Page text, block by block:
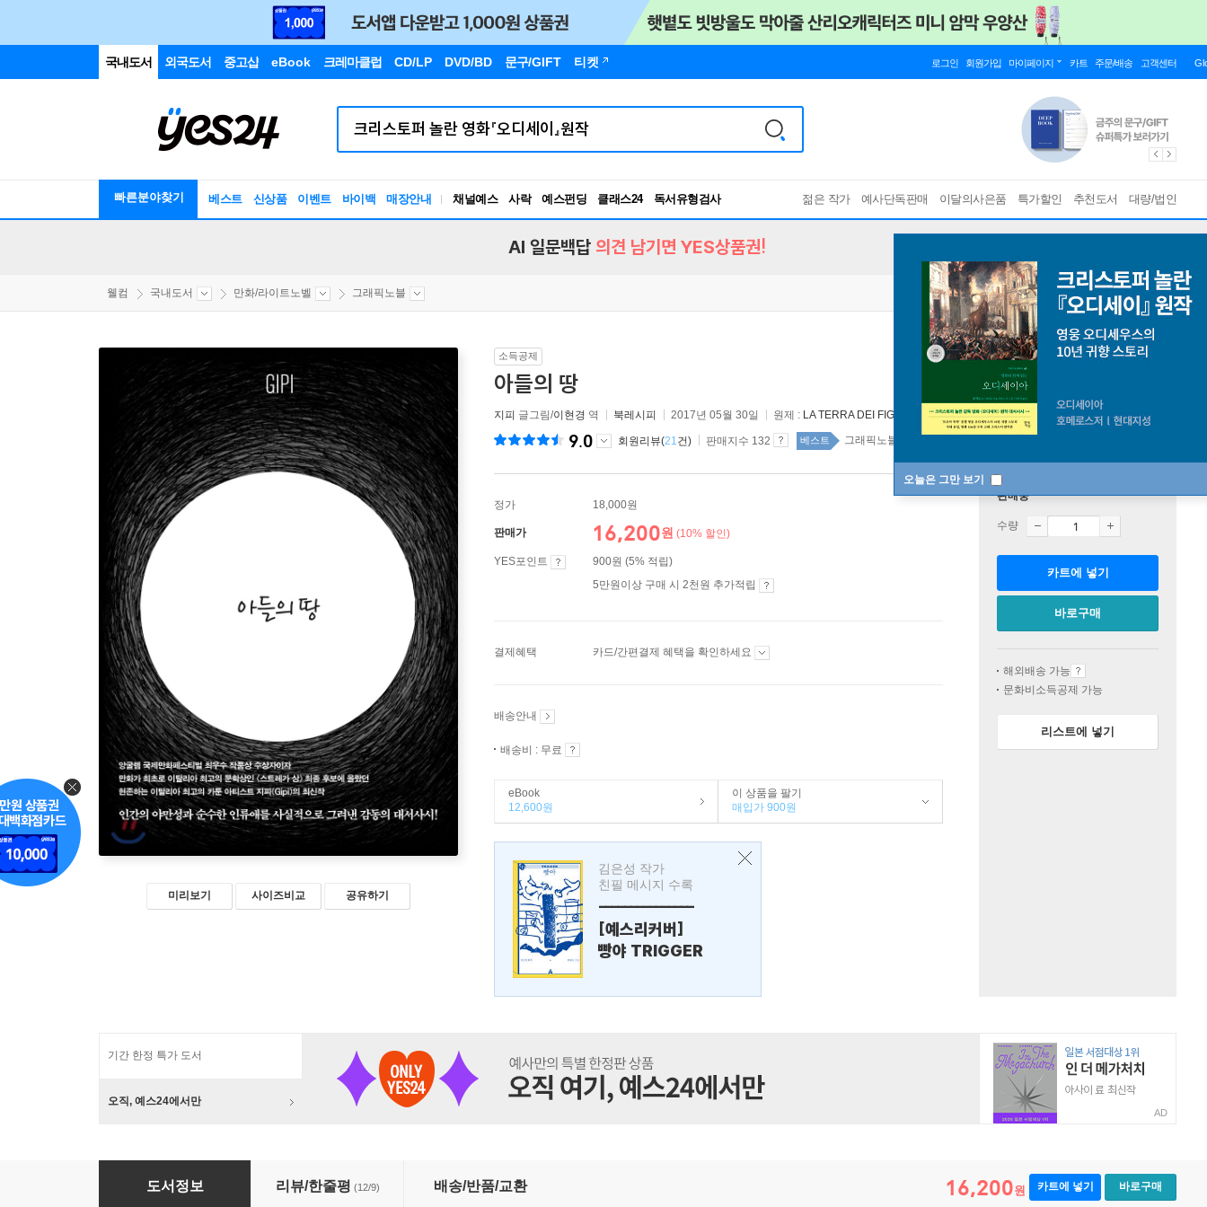
국내도서 외국도서 중고샵 eBook 크레마클럽 CD/LP DVD/BD 문구/GIFT 티켓 로그인 회원가입 마이페이지 카트 주문/배송 고객센터
빠른분야찾기 베스트 신상품 이벤트 바이백 매장안내 채널예스 사락 예스펀딩 클래스24
독서유형검사
RBTI Lab
젊은 작가 예사단독판매 이달의사은품 특가할인 추천도서 대량/법인
오늘은 그만 보기
AI 일문백답 의견 남기면 YES상품권!
웰컴 국내도서 만화/라이트노벨 그래픽노블
미리보기 사이즈비교 공유하기
소득공제
아들의 땅
지피 글그림/이현경 역 북레시피 2017년 05월 30일 원제 : LA TERRA DEI FIGLI
9.0 회원리뷰(21건) 판매지수 132 베스트 그래픽노블 top20 5주
정가 18,000원
판매가 16,200원 (10% 할인)
YES포인트
900원 (5% 적립)
5만원이상 구매 시 2천원 추가적립
결제혜택 카드/간편결제 혜택을 확인하세요
배송안내
배송비 : 무료
eBook
12,600원
이 상품을 팔기
매입가 900원
김은성 작가
친필 메시지 수록
---------------
[예스리커버]
빵야 TRIGGER
판매중
수량
카트에 넣기
바로구매
해외배송 가능
문화비소득공제 가능
리스트에 넣기
기간 한정 특가 도서
오직, 예스24에서만
AD
아들의 땅
도서정보 리뷰/한줄평 (12/9) 배송/반품/교환 16,200원 카트에 넣기 바로구매